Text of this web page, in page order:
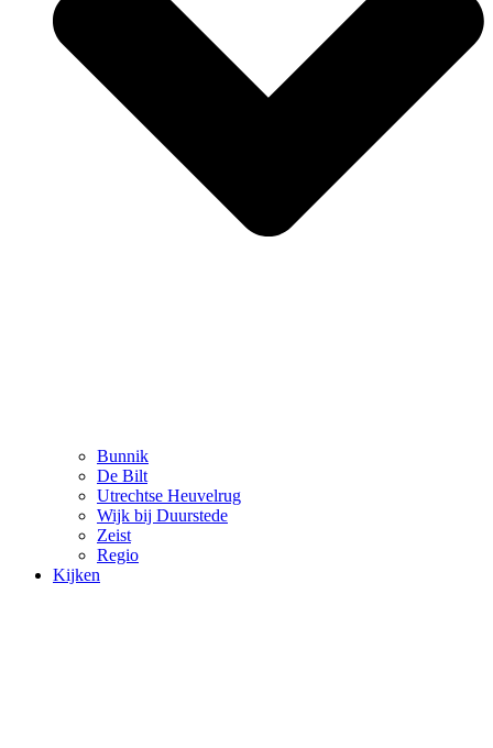
Bunnik
De Bilt
Utrechtse Heuvelrug
Wijk bij Duurstede
Zeist
Regio
Kijken